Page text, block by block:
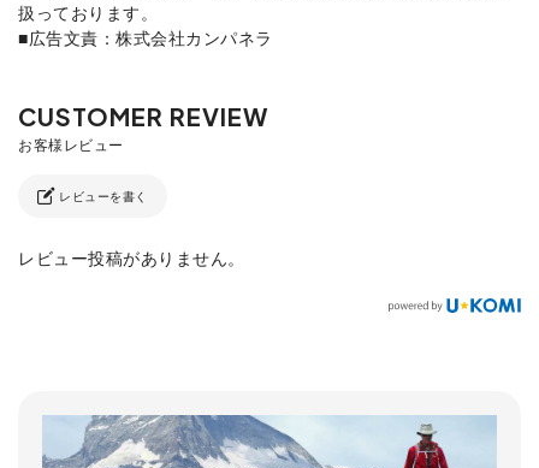
扱っております。
■広告文責：株式会社カンパネラ
レビューを書く
レビュー投稿がありません。